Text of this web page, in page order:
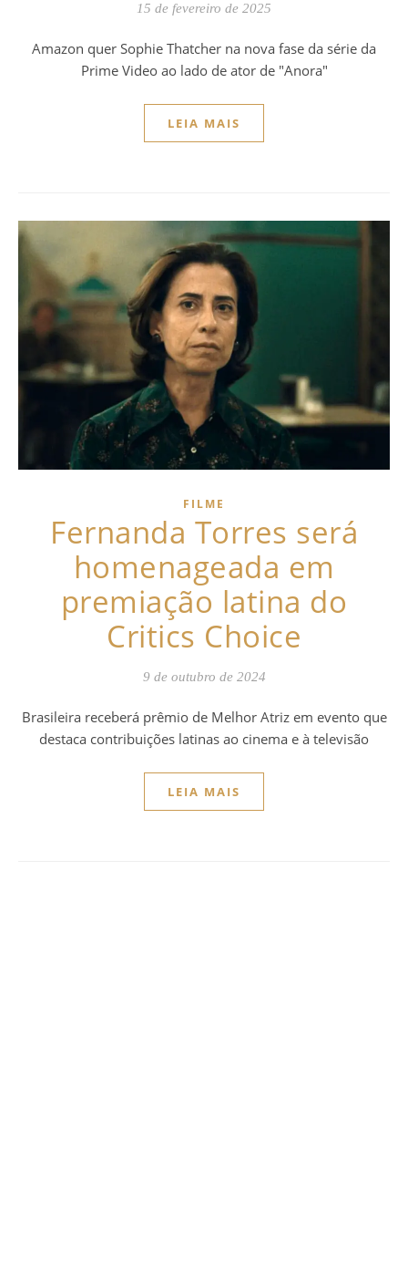
15 de fevereiro de 2025
Amazon quer Sophie Thatcher na nova fase da série da
Prime Video ao lado de ator de "Anora"
LEIA MAIS
FILME
Fernanda Torres será
homenageada em
premiação latina do
Critics Choice
9 de outubro de 2024
Brasileira receberá prêmio de Melhor Atriz em evento que
destaca contribuições latinas ao cinema e à televisão
LEIA MAIS